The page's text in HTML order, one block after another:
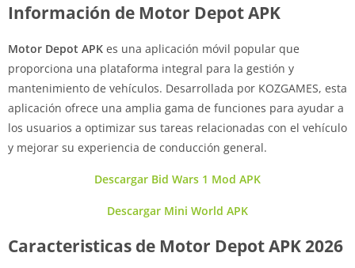
Información de Motor Depot APK
Motor Depot APK es una aplicación móvil popular que
proporciona una plataforma integral para la gestión y
mantenimiento de vehículos. Desarrollada por KOZGAMES, esta
aplicación ofrece una amplia gama de funciones para ayudar a
los usuarios a optimizar sus tareas relacionadas con el vehículo
y mejorar su experiencia de conducción general.
Descargar Bid Wars 1 Mod APK
Descargar Mini World APK
Caracteristicas de Motor Depot APK 2026